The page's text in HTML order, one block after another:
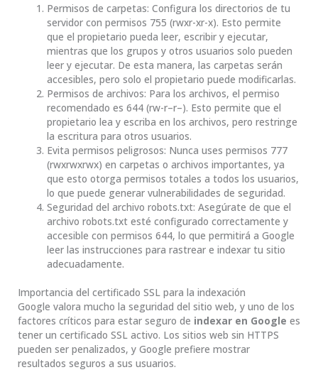
Permisos de carpetas: Configura los directorios de tu
servidor con permisos 755 (rwxr-xr-x). Esto permite
que el propietario pueda leer, escribir y ejecutar,
mientras que los grupos y otros usuarios solo pueden
leer y ejecutar. De esta manera, las carpetas serán
accesibles, pero solo el propietario puede modificarlas.
Permisos de archivos: Para los archivos, el permiso
recomendado es 644 (rw-r–r–). Esto permite que el
propietario lea y escriba en los archivos, pero restringe
la escritura para otros usuarios.
Evita permisos peligrosos: Nunca uses permisos 777
(rwxrwxrwx) en carpetas o archivos importantes, ya
que esto otorga permisos totales a todos los usuarios,
lo que puede generar vulnerabilidades de seguridad.
Seguridad del archivo robots.txt: Asegúrate de que el
archivo robots.txt esté configurado correctamente y
accesible con permisos 644, lo que permitirá a Google
leer las instrucciones para rastrear e indexar tu sitio
adecuadamente.
Importancia del certificado SSL para la indexación
Google valora mucho la seguridad del sitio web, y uno de los
factores críticos para estar seguro de indexar en Google es
tener un certificado SSL activo. Los sitios web sin HTTPS
pueden ser penalizados, y Google prefiere mostrar
resultados seguros a sus usuarios.